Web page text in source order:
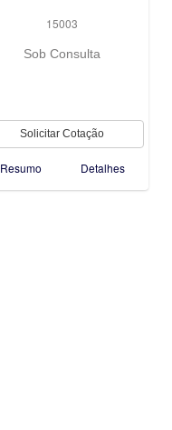
15003
Sob Consulta
Resumo Detalhes